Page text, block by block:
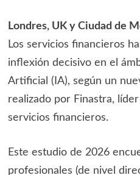
Londres, UK y Ciudad de
Los servicios financieros
inflexión decisivo en el
Artificial (IA), según un
realizado por Finastra,
servicios financieros.
Este estudio de 2026
profesionales (de nivel